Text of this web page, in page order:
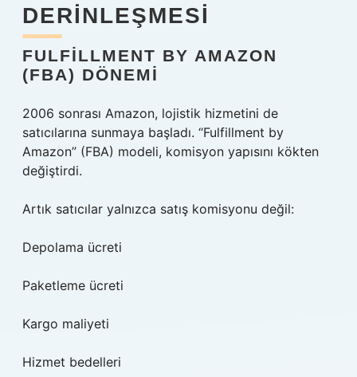
DERINLEŞMESI
FULFILLMENT BY AMAZON
(FBA) DÖNEMI
2006 sonrası Amazon, lojistik hizmetini de
satıcılarına sunmaya başladı. “Fulfillment by
Amazon” (FBA) modeli, komisyon yapısını kökten
değiştirdi.
Artık satıcılar yalnızca satış komisyonu değil:
Depolama ücreti
Paketleme ücreti
Kargo maliyeti
Hizmet bedelleri